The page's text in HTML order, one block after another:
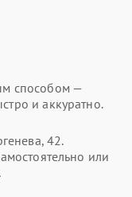
способом —
и аккуратно.
42.
или